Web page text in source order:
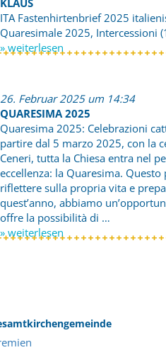
ITA Fastenhirtenbrief 2025
Quaresimale 2025, Intercessioni
» weiterlesen
26. Februar 2025 um 14:34
QUARESIMA 2025
Quaresima 2025: Celebrazioni
partire dal 5 marzo 2025, con la
Ceneri, tutta la Chiesa entra nel
eccellenza: la Quaresima. Questo
riflettere sulla propria vita e
quest’anno, abbiamo
offre la possibilità di …
» weiterlesen